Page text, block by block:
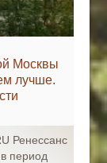
Москвы
лучше.
Ренессанс
период